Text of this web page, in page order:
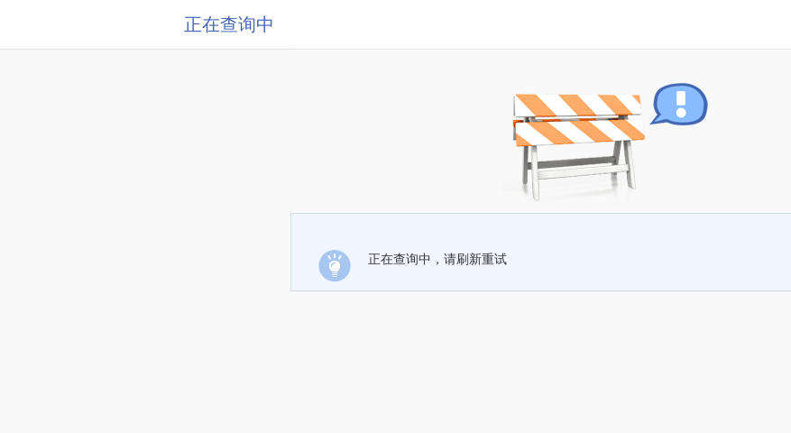
正在查询中
正在查询中，请刷新重试